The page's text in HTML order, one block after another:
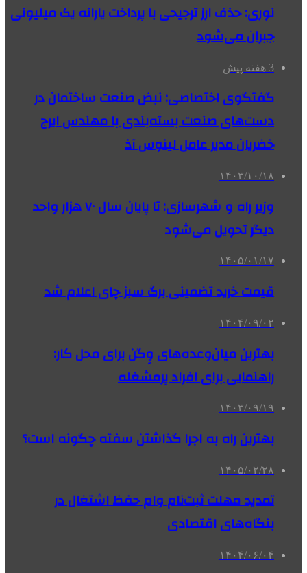
نوری: حذف ارز ترجیحی با پرداخت یارانه یک میلیونی
جبران می‌شود
3 هفته پیش
گفتگوی اختصاصی: نبض صنعت ساختمان در
دست‌های صنعت بسته‌بندی با مهندس ایرج
خضریان مدیر عامل لینوس آذ
۱۴۰۳/۱۰/۱۸
وزیر راه و شهرسازی: تا پایان سال ۷۰ هزار واحد
دیگر تحویل می‌شود
۱۴۰۵/۰۱/۱۷
قیمت خرید تضمینی برگ سبز چای اعلام شد
۱۴۰۴/۰۹/۰۲
بهترین میان‌وعده‌های وِگن برای محل کار:
راهنمایی برای افراد پرمشغله
۱۴۰۳/۰۹/۱۹
بهترین راه به اجرا گذاشتن سفته چگونه است؟
۱۴۰۵/۰۲/۲۸
تمدید مهلت ثبت‌نام وام حفظ اشتغال در
بنگاه‌های اقتصادی
۱۴۰۴/۰۶/۰۴